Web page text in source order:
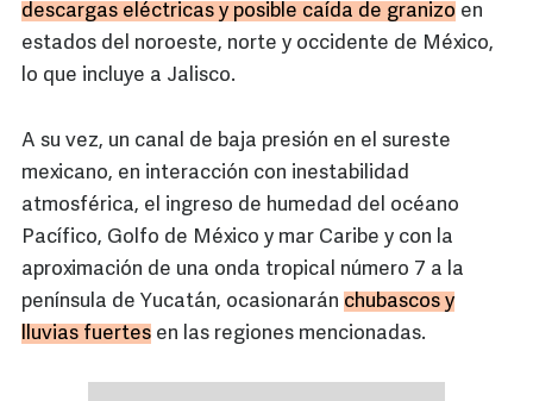
descargas eléctricas y posible caída de granizo en
estados del noroeste, norte y occidente de México,
lo que incluye a Jalisco.
A su vez, un canal de baja presión en el sureste
mexicano, en interacción con inestabilidad
atmosférica, el ingreso de humedad del océano
Pacífico, Golfo de México y mar Caribe y con la
aproximación de una onda tropical número 7 a la
península de Yucatán, ocasionarán chubascos y
lluvias fuertes en las regiones mencionadas.